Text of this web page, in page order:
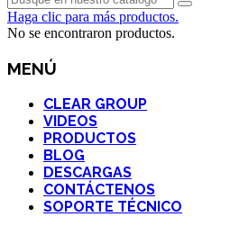
Haga clic para más productos.
No se encontraron productos.
MENÚ
CLEAR GROUP
VIDEOS
PRODUCTOS
BLOG
DESCARGAS
CONTÁCTENOS
SOPORTE TÉCNICO